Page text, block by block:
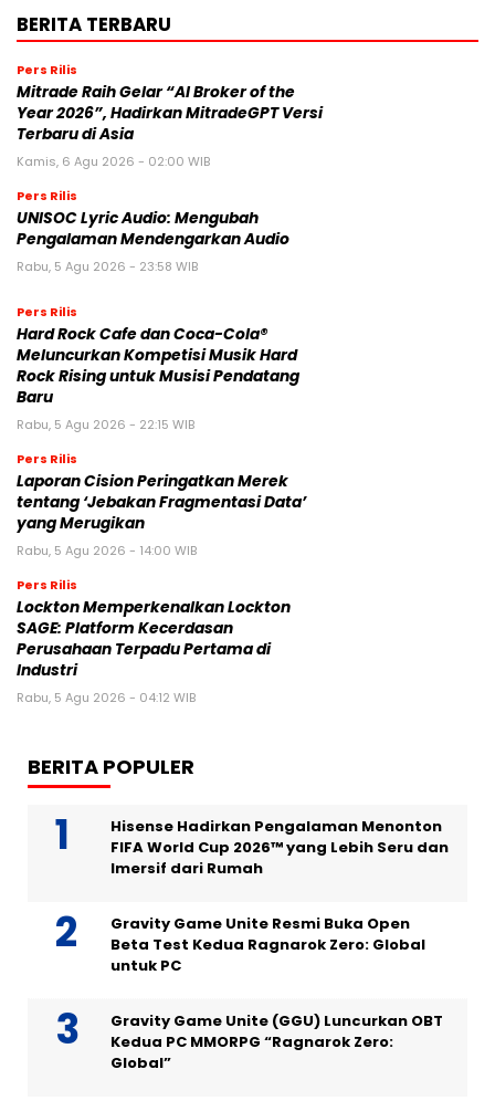
BERITA TERBARU
Pers Rilis
Mitrade Raih Gelar “AI Broker of the
Year 2026”, Hadirkan MitradeGPT Versi
Terbaru di Asia
Kamis, 6 Agu 2026 - 02:00 WIB
Pers Rilis
UNISOC Lyric Audio: Mengubah
Pengalaman Mendengarkan Audio
Rabu, 5 Agu 2026 - 23:58 WIB
Pers Rilis
Hard Rock Cafe dan Coca-Cola®
Meluncurkan Kompetisi Musik Hard
Rock Rising untuk Musisi Pendatang
Baru
Rabu, 5 Agu 2026 - 22:15 WIB
Pers Rilis
Laporan Cision Peringatkan Merek
tentang ‘Jebakan Fragmentasi Data’
yang Merugikan
Rabu, 5 Agu 2026 - 14:00 WIB
Pers Rilis
Lockton Memperkenalkan Lockton
SAGE: Platform Kecerdasan
Perusahaan Terpadu Pertama di
Industri
Rabu, 5 Agu 2026 - 04:12 WIB
BERITA POPULER
Hisense Hadirkan Pengalaman Menonton
FIFA World Cup 2026™ yang Lebih Seru dan
Imersif dari Rumah
Gravity Game Unite Resmi Buka Open
Beta Test Kedua Ragnarok Zero: Global
untuk PC
Gravity Game Unite (GGU) Luncurkan OBT
Kedua PC MMORPG “Ragnarok Zero:
Global”